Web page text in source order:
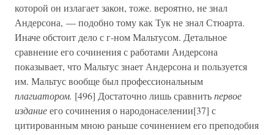
которой он излагает закон, тоже. вероятно, не знал
Андерсона, — подобно тому как Тук не знал Стюарта.
Иначе обстоит дело с г-ном Мальтусом. Детальное
сравнение его сочинения с работами Андерсона
показывает, что Мальтус знает Андерсона и пользуется
им. Мальтус вообще был профессиональным
плагиатором. [496] Достаточно лишь сравнитьпервое
изданиеего сочинения о народонаселении[37] с
цитированным мною раньше сочинением его преподобия